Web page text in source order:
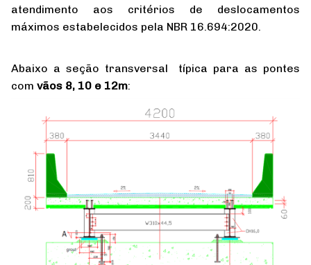
atendimento aos critérios de deslocamentos
máximos estabelecidos pela NBR 16.694:2020.
Abaixo a seção transversal típica para as pontes
com vãos 8, 10 e 12m: